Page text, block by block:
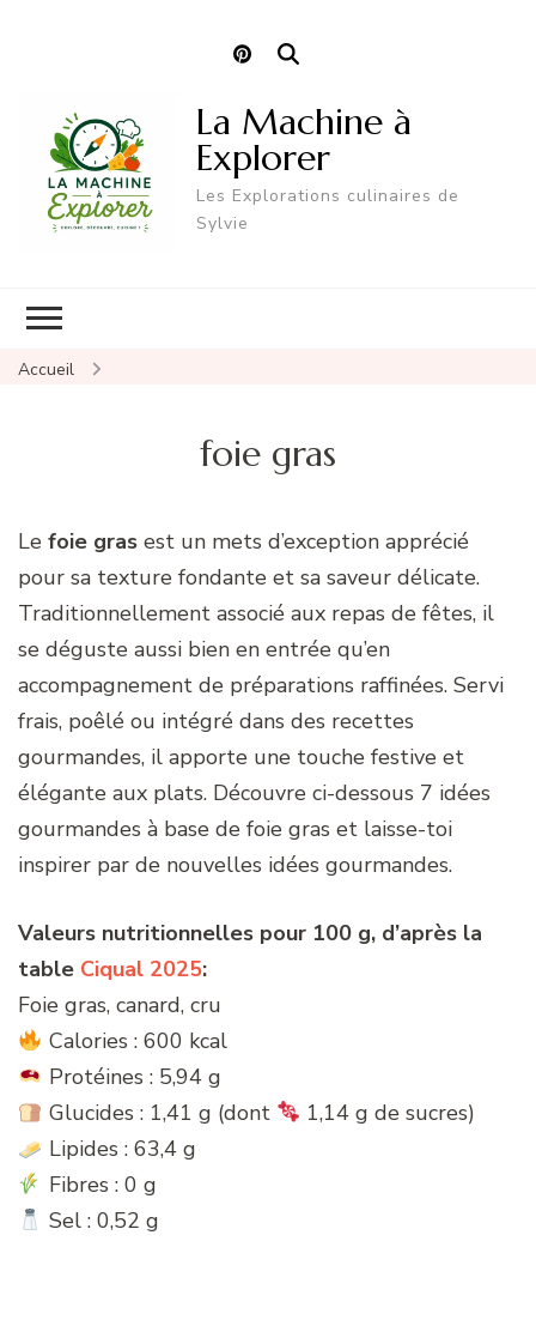
La Machine à
Explorer
Les Explorations culinaires de
Sylvie
Accueil
foie gras
Le foie gras est un mets d’exception apprécié
pour sa texture fondante et sa saveur délicate.
Traditionnellement associé aux repas de fêtes, il
se déguste aussi bien en entrée qu’en
accompagnement de préparations raffinées. Servi
frais, poêlé ou intégré dans des recettes
gourmandes, il apporte une touche festive et
élégante aux plats. Découvre ci-dessous 7 idées
gourmandes à base de foie gras et laisse-toi
inspirer par de nouvelles idées gourmandes.
Valeurs nutritionnelles pour 100 g, d’après la
table Ciqual 2025:
Foie gras, canard, cru
Calories : 600 kcal
Protéines : 5,94 g
Glucides : 1,41 g (dont
1,14 g de sucres)
Lipides : 63,4 g
Fibres : 0 g
Sel : 0,52 g